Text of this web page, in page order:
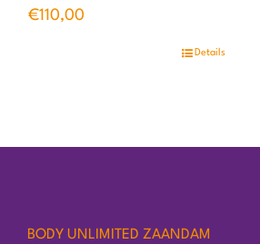
€110,00
Details
BODY UNLIMITED ZAANDAM